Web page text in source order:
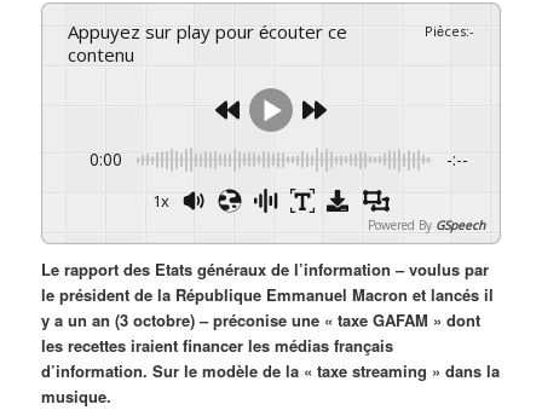
Appuyez sur play pour écouter ce
contenu
Pièces:-
0:00 -:--
1x
Powered By GSpeech
Le rapport des Etats généraux de l’information – voulus par
le président de la République Emmanuel Macron et lancés il
y a un an (3 octobre) – préconise une « taxe GAFAM » dont
les recettes iraient financer les médias français
d’information. Sur le modèle de la « taxe streaming » dans la
musique.